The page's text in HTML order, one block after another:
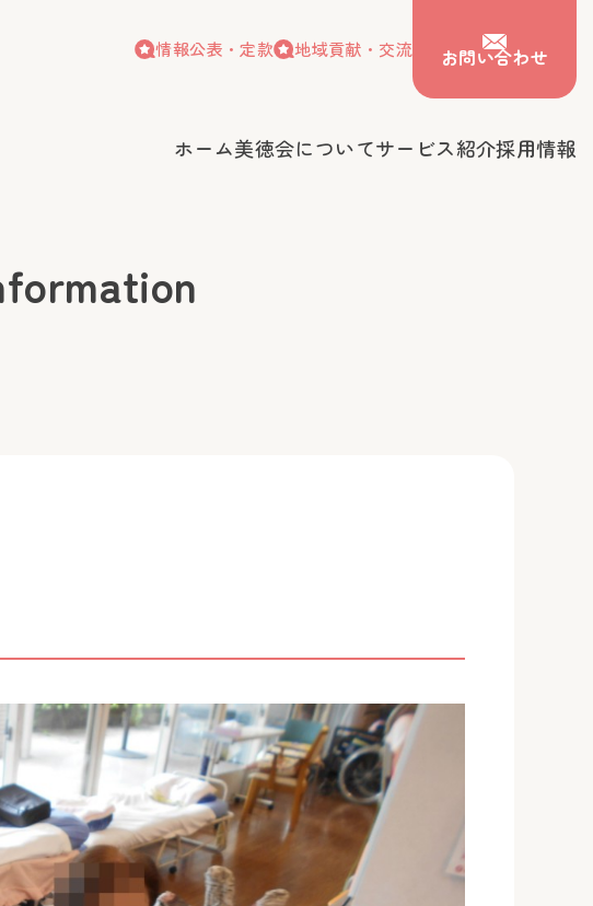
情報公表・定款 地域貢献・交流 お問い合わせ
ホーム美徳会についてサービス紹介採用情報
情報公表・定款 地域貢献・交流